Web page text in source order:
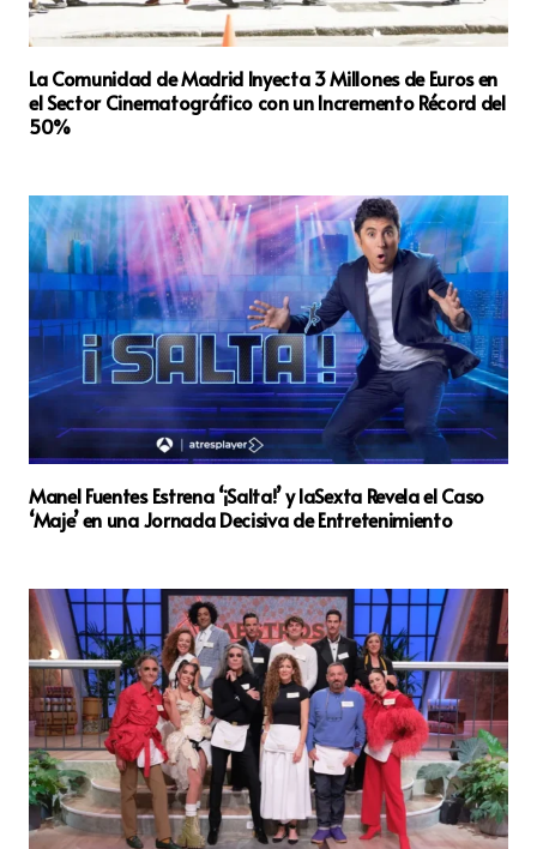
La Comunidad de Madrid Inyecta 3 Millones de Euros en
el Sector Cinematográfico con un Incremento Récord del
50%
Manel Fuentes Estrena ‘¡Salta!’ y laSexta Revela el Caso
‘Maje’ en una Jornada Decisiva de Entretenimiento